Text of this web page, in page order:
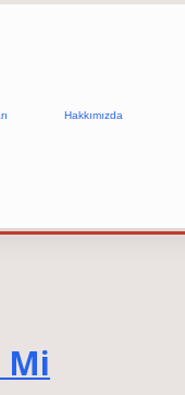
Hakkımızda
Mi